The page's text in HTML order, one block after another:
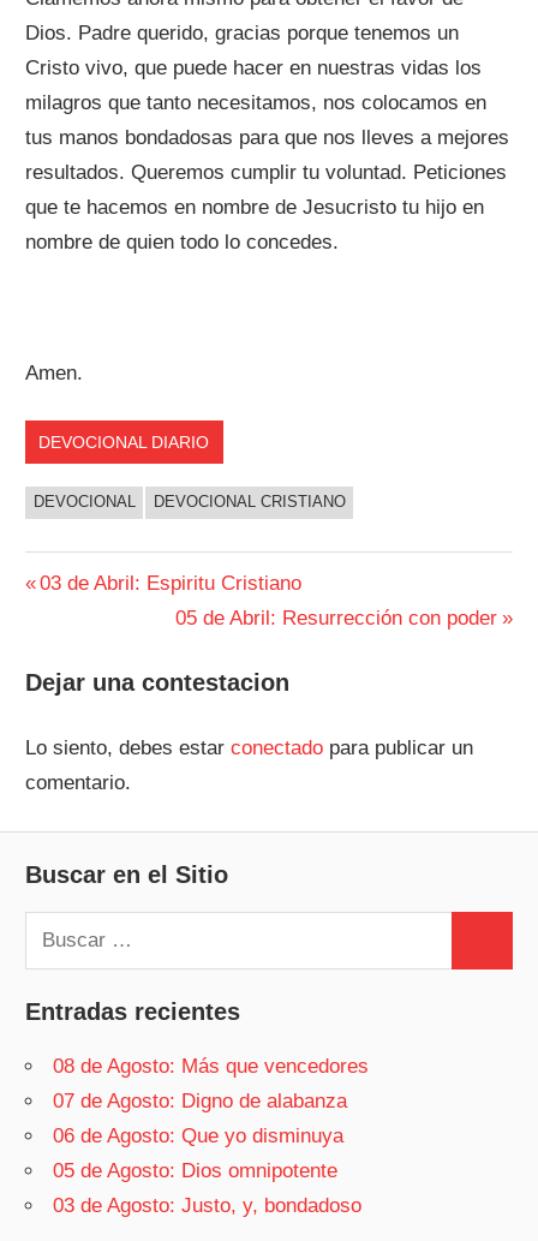
Dios. Padre querido, gracias porque tenemos un
Cristo vivo, que puede hacer en nuestras vidas los
milagros que tanto necesitamos, nos colocamos en
tus manos bondadosas para que nos lleves a mejores
resultados. Queremos cumplir tu voluntad. Peticiones
que te hacemos en nombre de Jesucristo tu hijo en
nombre de quien todo lo concedes.
Amen.
DEVOCIONAL DIARIO
DEVOCIONAL DEVOCIONAL CRISTIANO
Navegación
entradas
Entrada
03 de Abril: Espiritu Cristiano
Siguiente
05 de Abril: Resurrección con poder
Dejar una contestacion
Lo siento, debes estarconectado para publicar un
comentario.
Buscar en el Sitio
Buscar:
Entradas recientes
08 de Agosto: Más que vencedores
07 de Agosto: Digno de alabanza
06 de Agosto: Que yo disminuya
05 de Agosto: Dios omnipotente
03 de Agosto: Justo, y, bondadoso